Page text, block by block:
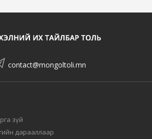
contact@mongoltoli.mn
зүй
дарааллаар